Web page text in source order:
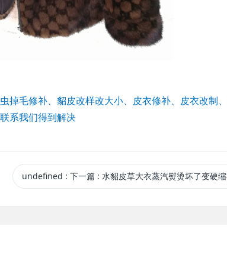
掉毛修补、貂皮改样改大小、皮衣修补、皮衣改制
系我们得到解决
undefined : 下一篇 : 水貂皮草大衣蒸汽熨烫坏了变硬缩小了怎